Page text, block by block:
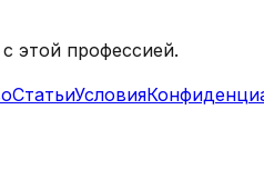
этой профессией.
СтатьиУсловия